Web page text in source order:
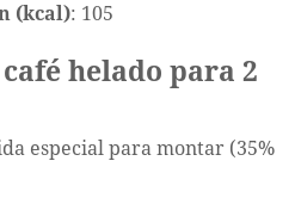
(kcal): 105
helado para 2
especial para montar (35%